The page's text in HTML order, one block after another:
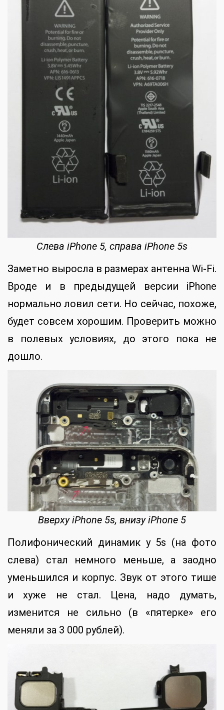
Слева iPhone 5, справа iPhone 5s
Заметно выросла в размерах антенна Wi-Fi.
Вроде и в предыдущей версии iPhone
нормально ловил сети. Но сейчас, похоже,
будет совсем хорошим. Проверить можно
в полевых условиях, до этого пока не
дошло.
Вверху iPhone 5s, внизу iPhone 5
Полифонический динамик у 5s (на фото
слева) стал немного меньше, а заодно
уменьшился и корпус. Звук от этого тише
и хуже не стал. Цена, надо думать,
изменится не сильно (в «пятерке» его
меняли за 3 000 рублей).